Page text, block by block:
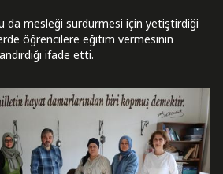
da mesleği sürdürmesi için yetiştirdiği
öğrencilere eğitim vermesinin
ifade etti.